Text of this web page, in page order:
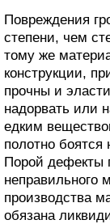
Повреждения
степени, чем
тому же
конструкции,
прочны и
надорвать или
едким
полотно боятся
Порой дефекты
неправильного
производства
обязана